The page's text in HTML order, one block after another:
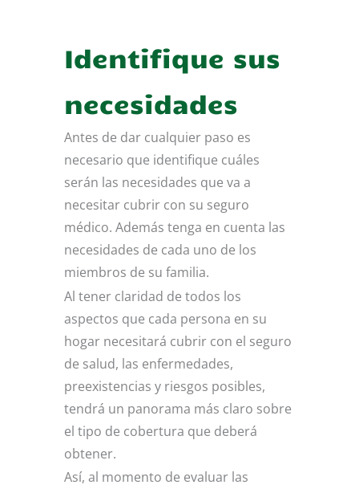
Identifique sus
necesidades
Antes de dar cualquier paso es
necesario que identifique cuáles
serán las necesidades que va a
necesitar cubrir con su seguro
médico. Además tenga en cuenta las
necesidades de cada uno de los
miembros de su familia.
Al tener claridad de todos los
aspectos que cada persona en su
hogar necesitará cubrir con el seguro
de salud, las enfermedades,
preexistencias y riesgos posibles,
tendrá un panorama más claro sobre
el tipo de cobertura que deberá
obtener.
Así, al momento de evaluar las